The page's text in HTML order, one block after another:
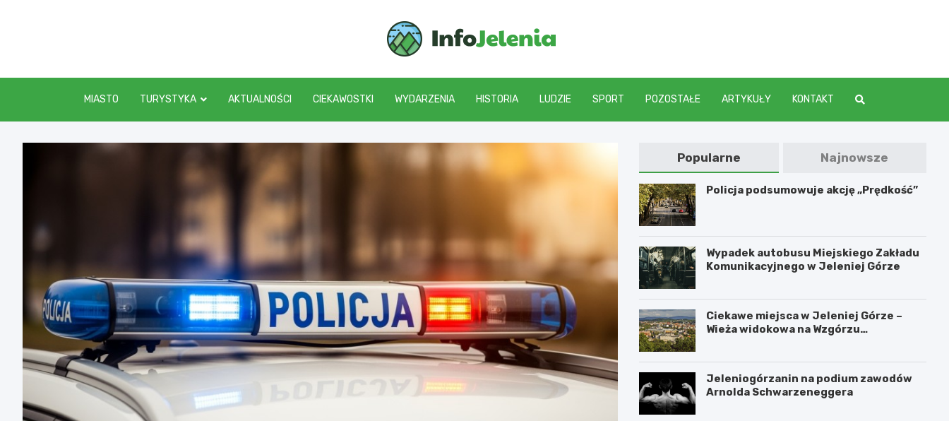
MIASTO TURYSTYKA AKTUALNOŚCI CIEKAWOSTKI WYDARZENIA HISTORIA LUDZIE SPORT POZOSTAŁE ARTYKUŁY KONTAKT
Popularne Najnowsze
Policja podsumowuje akcję „Prędkość”
Wypadek autobusu Miejskiego Zakładu
Komunikacyjnego w Jeleniej Górze
Ciekawe miejsca w Jeleniej Górze –
Wieża widokowa na Wzgórzu
Jeleniogórzanin na podium zawodów
Arnolda Schwarzeneggera